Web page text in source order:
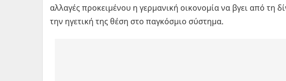
αλλαγές προκειμένου η γερμανική οικονομία να βγει από τη
την ηγετική της θέση στο παγκόσμιο σύστημα.